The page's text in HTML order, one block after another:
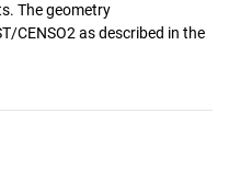
The geometry
CENSO2 as described in the